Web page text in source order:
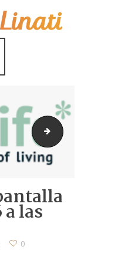
12-06 a las 15.57.52Captura de
las
0